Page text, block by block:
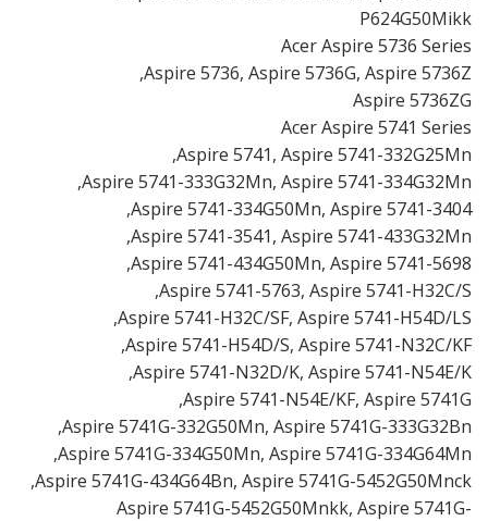
P624G50Mikk
Acer Aspire 5736 Series
Aspire 5736, Aspire 5736G, Aspire 5736Z,
Aspire 5736ZG
Acer Aspire 5741 Series
Aspire 5741, Aspire 5741-332G25Mn,
Aspire 5741-333G32Mn, Aspire 5741-334G32Mn,
Aspire 5741-334G50Mn, Aspire 5741-3404,
Aspire 5741-3541, Aspire 5741-433G32Mn,
Aspire 5741-434G50Mn, Aspire 5741-5698,
Aspire 5741-5763, Aspire 5741-H32C/S,
Aspire 5741-H32C/SF, Aspire 5741-H54D/LS,
Aspire 5741-H54D/S, Aspire 5741-N32C/KF,
Aspire 5741-N32D/K, Aspire 5741-N54E/K,
Aspire 5741-N54E/KF, Aspire 5741G,
Aspire 5741G-332G50Mn, Aspire 5741G-333G32Bn,
Aspire 5741G-334G50Mn, Aspire 5741G-334G64Mn,
Aspire 5741G-434G64Bn, Aspire 5741G-5452G50Mnck,
Aspire 5741G-5452G50Mnkk, Aspire 5741G-